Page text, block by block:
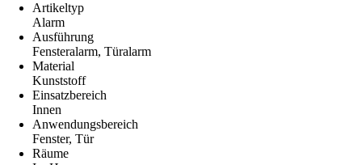
Artikeltyp
Alarm
Ausführung
Fensteralarm, Türalarm
Material
Kunststoff
Einsatzbereich
Innen
Anwendungsbereich
Fenster, Tür
Räume